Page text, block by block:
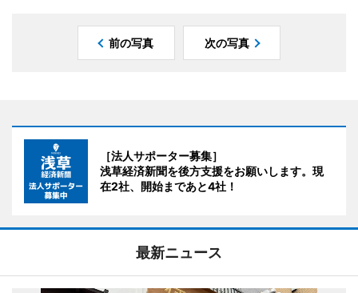
前の写真 次の写真
［法人サポーター募集］
浅草経済新聞を後方支援をお願いします。現
在2社、開始まであと4社！
最新ニュース